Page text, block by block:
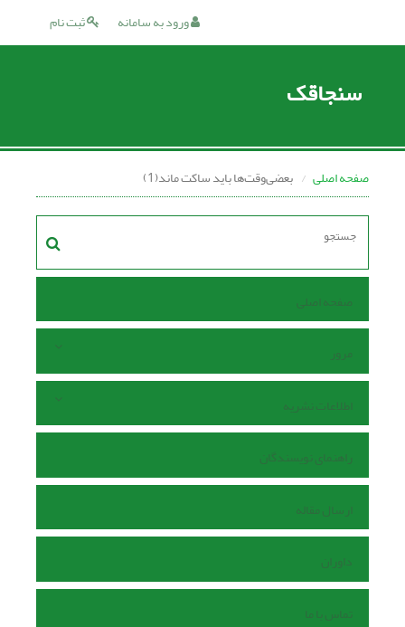
ثبت نام ورود به سامانه
سنجاقک
صفحه اصلی بعضی‌وقت‌ها باید ساکت ماند(1)
صفحه اصلی
مرور
اطلاعات نشریه
راهنمای نویسندگان
ارسال مقاله
داوران
تماس با ما